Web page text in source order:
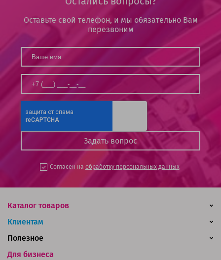
Оставьте свой телефон, и мы обязательно Вам
перезвоним
Согласен на обработку персональных данных
Каталог товаров
Клиентам
Для бизнеса
Полезное